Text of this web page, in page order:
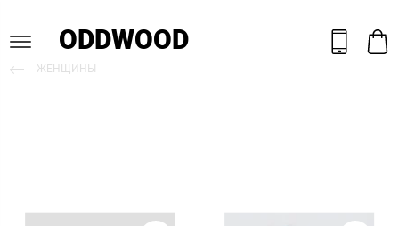
ODDWOOD
ЖЕНЩИНЫ